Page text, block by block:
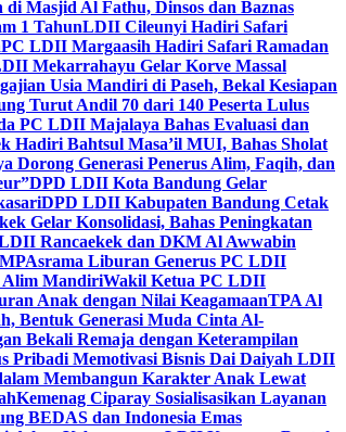
Masjid Al Fathu, Dinsos dan Baznas
1 TahunLDII Cileunyi Hadiri Safari
PC LDII Margaasih Hadiri Safari Ramadan
Mekarrahayu Gelar Korve Massal
Usia Mandiri di Paseh, Bekal Kesiapan
Turut Andil 70 dari 140 Peserta Lulus
PC LDII Majalaya Bahas Evaluasi dan
Hadiri Bahtsul Masa’il MUI, Bahas Sholat
Dorong Generasi Penerus Alim, Faqih, dan
DPD LDII Kota Bandung Gelar
DPD LDII Kabupaten Bandung Cetak
Gelar Konsolidasi, Bahas Peningkatan
Rancaekek dan DKM Al Awwabin
Asrama Liburan Generus PC LDII
Alim MandiriWakil Ketua PC LDII
Anak dengan Nilai KeagamaanTPA Al
Bentuk Generasi Muda Cinta Al-
Bekali Remaja dengan Keterampilan
Pribadi Memotivasi Bisnis Dai Daiyah LDII
Membangun Karakter Anak Lewat
Kemenag Ciparay Sosialisasikan Layanan
BEDAS dan Indonesia Emas